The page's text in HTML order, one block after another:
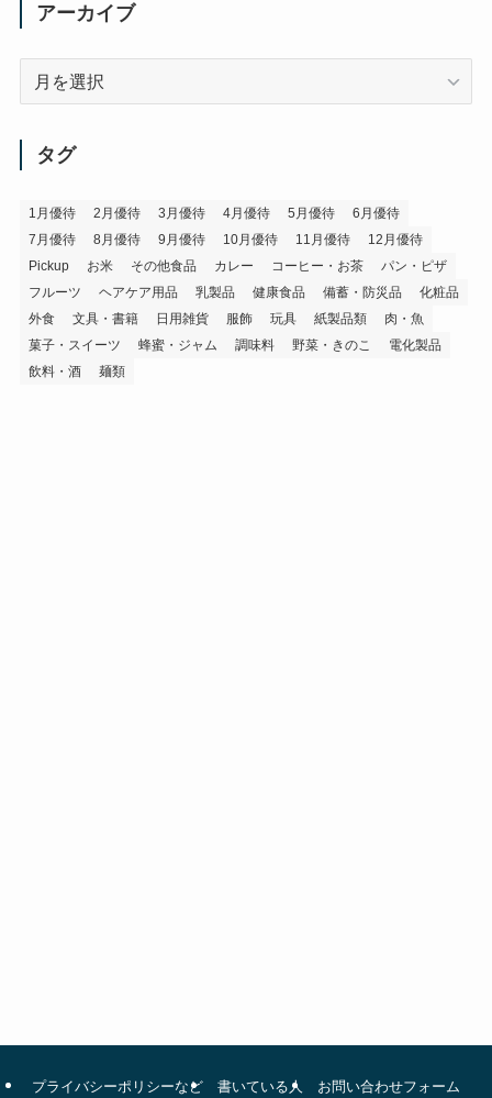
アーカイブ
タグ
1月優待 2月優待 3月優待 4月優待 5月優待
6月優待
7月優待
8月優待 9月優待 10月優待 11月優待
12月優待
Pickup
お米 その他食品 カレー コーヒー・お茶
パン・ピザ
フルーツ
ヘアケア用品 乳製品 健康食品 備蓄・防災品
化粧品
外食
文具・書籍 日用雑貨 服飾 玩具 紙製品類
肉・魚
菓子・スイーツ
蜂蜜・ジャム 調味料 野菜・きのこ
電化製品
飲料・酒
麺類
プライバシーポリシーなど 書いている人 お問い合わせフォーム